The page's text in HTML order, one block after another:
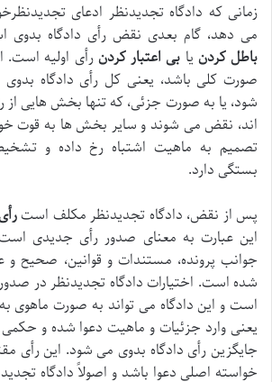
زمانی که دادگاه تجدیدنظر ادعای
می دهد، گام بعدی نقض رأی دادگاه
باطل کردن یا بی اعتبار کردنرأی اولیه
صورت کلی باشد، یعنی کل رأی دادگاه بدوی
شود، یا به صورت جزئی، که تنها بخش هایی از
اند، نقض می شوند و سایر بخش ها به قوت
تصمیم به ماهیت اشتباه رخ داده و
بستگی دارد.
پس از نقض، دادگاه تجدیدنظر مکلف است
این عبارت به معنای صدور رأی جدیدی
جوانب پرونده، مستندات و قوانین، صحیح و
شده است. اختیارات دادگاه تجدیدنظر در
است و این دادگاه می تواند به صورت ماهوی
یعنی وارد جزئیات و ماهیت دعوا شده و
جایگزین رأی دادگاه بدوی می شود. این رأی
خواسته اصلی دعوا باشد و اصولاً دادگاه